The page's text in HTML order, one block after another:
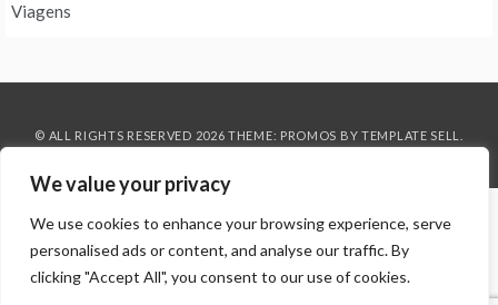
We value your privacy
We use cookies to enhance your browsing experience, serve
personalised ads or content, and analyse our traffic. By
clicking "Accept All", you consent to our use of cookies.
Viagens
© ALL RIGHTS RESERVED 2026 THEME: PROMOS BY TEMPLATE SELL